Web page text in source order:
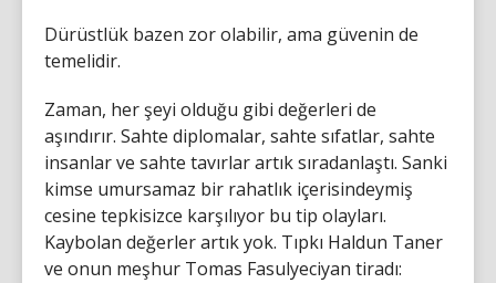
Dürüstlük bazen zor olabilir, ama güvenin de
temelidir.
Zaman, her şeyi olduğu gibi değerleri de
aşındırır. Sahte diplomalar, sahte sıfatlar, sahte
insanlar ve sahte tavırlar artık sıradanlaştı. Sanki
kimse umursamaz bir rahatlık içerisindeymiş
cesine tepkisizce karşılıyor bu tip olayları.
Kaybolan değerler artık yok. Tıpkı Haldun Taner
ve onun meşhur Tomas Fasulyeciyan tiradı: